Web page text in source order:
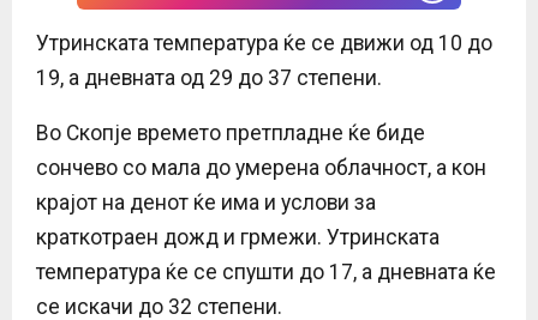
Утринската температура ќе се движи од 10 до
19, а дневната од 29 до 37 степени.
Во Скопје времето претпладне ќе биде
сончево со мала до умерена облачност, а кон
крајот на денот ќе има и услови за
краткотраен дожд и грмежи. Утринската
температура ќе се спушти до 17, а дневната ќе
се искачи до 32 степени.